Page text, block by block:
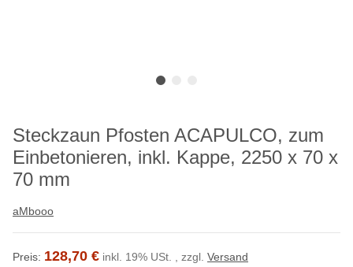
Steckzaun Pfosten ACAPULCO, zum
Einbetonieren, inkl. Kappe, 2250 x 70 x
70 mm
aMbooo
Preis: 128,70 € inkl. 19% USt. , zzgl. Versand